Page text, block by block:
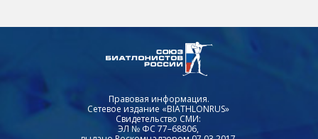
Правовая информация.
Сетевое издание «BIATHLONRUS»
Свидетельство СМИ:
ЭЛ № ФС 77–68806,